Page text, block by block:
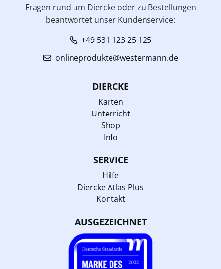
Fragen rund um Diercke oder zu Bestellungen
beantwortet unser Kundenservice:
+49 531 123 25 125
onlineprodukte@westermann.de
DIERCKE
Karten
Unterricht
Shop
Info
SERVICE
Hilfe
Diercke Atlas Plus
Kontakt
AUSGEZEICHNET